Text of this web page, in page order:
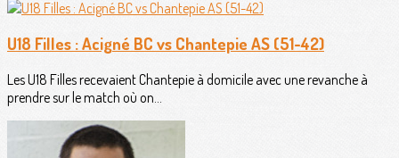
U18 Filles : Acigné BC vs Chantepie AS (51-42)
Les U18 Filles recevaient Chantepie à domicile avec une revanche à
prendre sur le match où on...